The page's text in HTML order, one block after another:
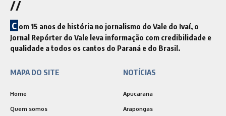
//
C om 15 anos de história no jornalismo do Vale do Ivaí, o
Jornal Repórter do Vale leva informação com credibilidade e
qualidade a todos os cantos do Paraná e do Brasil.
MAPA DO SITE
Home
Quem somos
NOTÍCIAS
Apucarana
Arapongas